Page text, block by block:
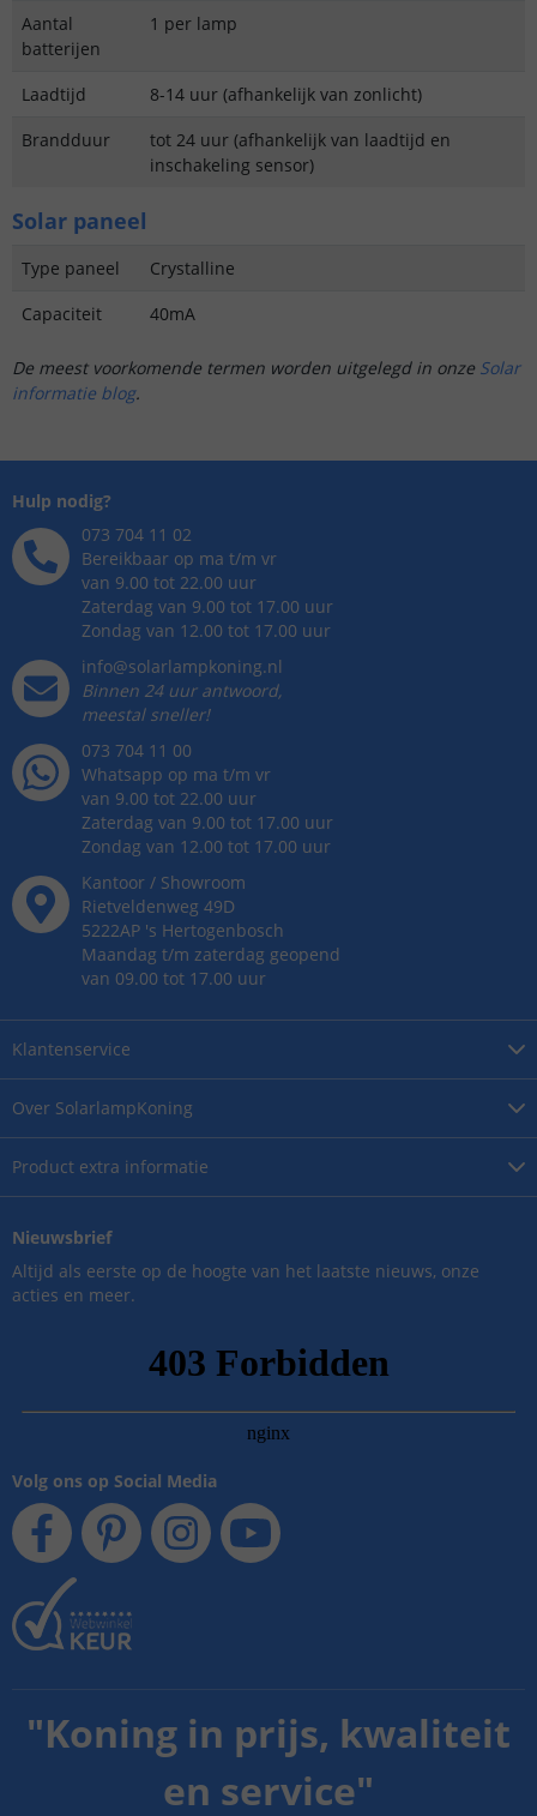
Aantal
batterijen
1 per lamp
Laadtijd
8-14 uur (afhankelijk van zonlicht)
Brandduur
tot 24 uur (afhankelijk van laadtijd en
inschakeling sensor)
Solar paneel
Type paneel
Crystalline
Capaciteit
40mA
De meest voorkomende termen worden uitgelegd in onze Solar
informatie blog.
Over SolarlampKoning
Product extra informatie
Klantenservice
Hulp nodig?
073 704 11 02
Bereikbaar op ma t/m vr
van 9.00 tot 22.00 uur
Zaterdag van 9.00 tot 17.00 uur
Zondag van 12.00 tot 17.00 uur
info@solarlampkoning.nl
Binnen 24 uur antwoord,
meestal sneller!
073 704 11 00
Whatsapp op ma t/m vr
van 9.00 tot 22.00 uur
Zaterdag van 9.00 tot 17.00 uur
Zondag van 12.00 tot 17.00 uur
Kantoor / Showroom
Rietveldenweg 49D
5222AP 's Hertogenbosch
Maandag t/m zaterdag geopend
van 09.00 tot 17.00 uur
Nieuwsbrief
Altijd als eerste op de hoogte van het laatste nieuws, onze
acties en meer.
Volg ons op Social Media
"Koning in prijs, kwaliteit
en service"